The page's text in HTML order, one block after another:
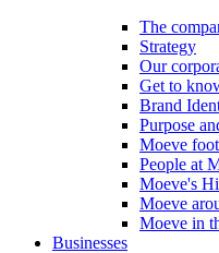
The
Strategy
Our
Get to
Brand
Purpose
Moeve
People at
Moeve's
Moeve
Moeve in
Businesses